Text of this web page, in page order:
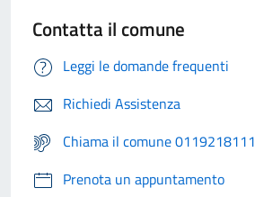
Contatta il comune
Leggi le domande frequenti
Richiedi Assistenza
Chiama il comune 0119218111
Prenota un appuntamento